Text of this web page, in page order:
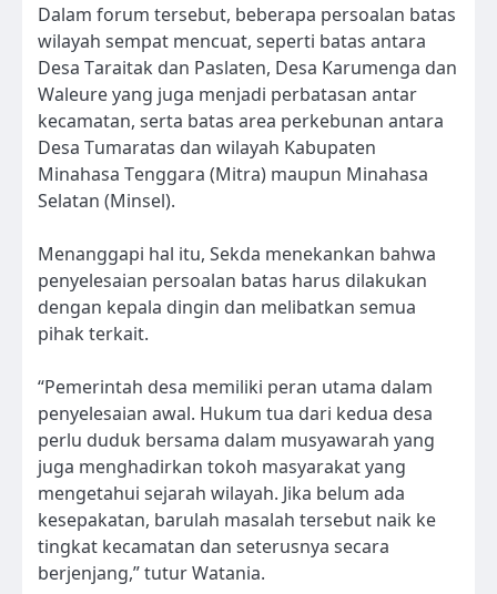
Dalam forum tersebut, beberapa persoalan batas
wilayah sempat mencuat, seperti batas antara
Desa Taraitak dan Paslaten, Desa Karumenga dan
Waleure yang juga menjadi perbatasan antar
kecamatan, serta batas area perkebunan antara
Desa Tumaratas dan wilayah Kabupaten
Minahasa Tenggara (Mitra) maupun Minahasa
Selatan (Minsel).
Menanggapi hal itu, Sekda menekankan bahwa
penyelesaian persoalan batas harus dilakukan
dengan kepala dingin dan melibatkan semua
pihak terkait.
“Pemerintah desa memiliki peran utama dalam
penyelesaian awal. Hukum tua dari kedua desa
perlu duduk bersama dalam musyawarah yang
juga menghadirkan tokoh masyarakat yang
mengetahui sejarah wilayah. Jika belum ada
kesepakatan, barulah masalah tersebut naik ke
tingkat kecamatan dan seterusnya secara
berjenjang,” tutur Watania.